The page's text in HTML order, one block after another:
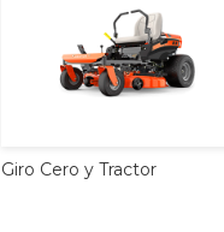
Giro Cero y Tractor